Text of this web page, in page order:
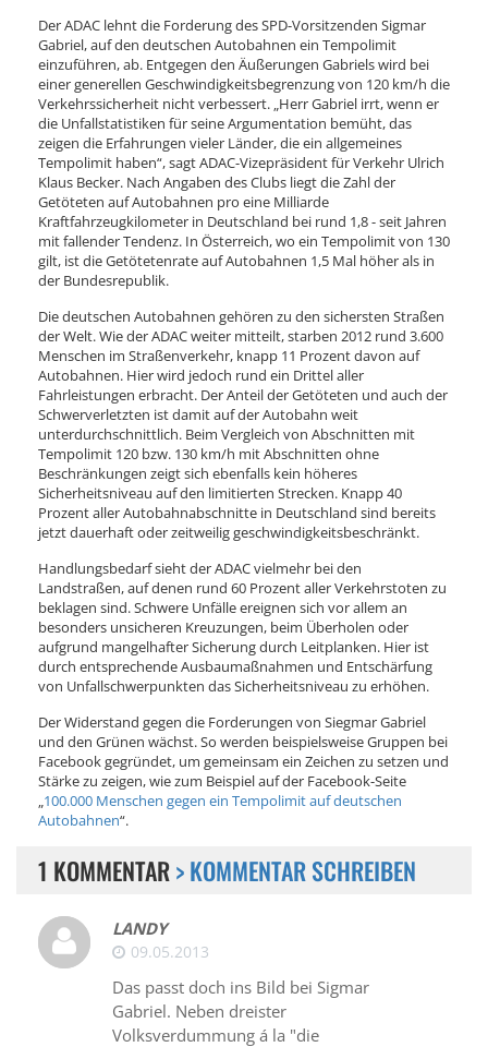
Der ADAC lehnt die Forderung des SPD-Vorsitzenden Sigmar
Gabriel, auf den deutschen Autobahnen ein Tempolimit
einzuführen, ab. Entgegen den Äußerungen Gabriels wird bei
einer generellen Geschwindigkeitsbegrenzung von 120 km/h die
Verkehrssicherheit nicht verbessert. „Herr Gabriel irrt, wenn er
die Unfallstatistiken für seine Argumentation bemüht, das
zeigen die Erfahrungen vieler Länder, die ein allgemeines
Tempolimit haben“, sagt ADAC-Vizepräsident für Verkehr Ulrich
Klaus Becker. Nach Angaben des Clubs liegt die Zahl der
Getöteten auf Autobahnen pro eine Milliarde
Kraftfahrzeugkilometer in Deutschland bei rund 1,8 - seit Jahren
mit fallender Tendenz. In Österreich, wo ein Tempolimit von 130
gilt, ist die Getötetenrate auf Autobahnen 1,5 Mal höher als in
der Bundesrepublik.
Die deutschen Autobahnen gehören zu den sichersten Straßen
der Welt. Wie der ADAC weiter mitteilt, starben 2012 rund 3.600
Menschen im Straßenverkehr, knapp 11 Prozent davon auf
Autobahnen. Hier wird jedoch rund ein Drittel aller
Fahrleistungen erbracht. Der Anteil der Getöteten und auch der
Schwerverletzten ist damit auf der Autobahn weit
unterdurchschnittlich. Beim Vergleich von Abschnitten mit
Tempolimit 120 bzw. 130 km/h mit Abschnitten ohne
Beschränkungen zeigt sich ebenfalls kein höheres
Sicherheitsniveau auf den limitierten Strecken. Knapp 40
Prozent aller Autobahnabschnitte in Deutschland sind bereits
jetzt dauerhaft oder zeitweilig geschwindigkeitsbeschränkt.
Handlungsbedarf sieht der ADAC vielmehr bei den
Landstraßen, auf denen rund 60 Prozent aller Verkehrstoten zu
beklagen sind. Schwere Unfälle ereignen sich vor allem an
besonders unsicheren Kreuzungen, beim Überholen oder
aufgrund mangelhafter Sicherung durch Leitplanken. Hier ist
durch entsprechende Ausbaumaßnahmen und Entschärfung
von Unfallschwerpunkten das Sicherheitsniveau zu erhöhen.
Der Widerstand gegen die Forderungen von Siegmar Gabriel
und den Grünen wächst. So werden beispielsweise Gruppen bei
Facebook gegründet, um gemeinsam ein Zeichen zu setzen und
Stärke zu zeigen, wie zum Beispiel auf der Facebook-Seite
„100.000 Menschen gegen ein Tempolimit auf deutschen
Autobahnen“.
1 KOMMENTAR> KOMMENTAR SCHREIBEN
LANDY
09.05.2013
Das passt doch ins Bild bei Sigmar
Gabriel. Neben dreister
Volksverdummung á la "die